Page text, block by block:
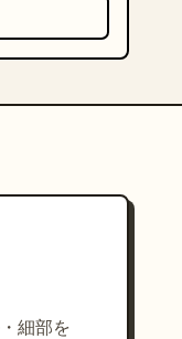
細部を